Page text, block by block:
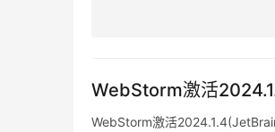
WebStorm激活
WebStorm激活